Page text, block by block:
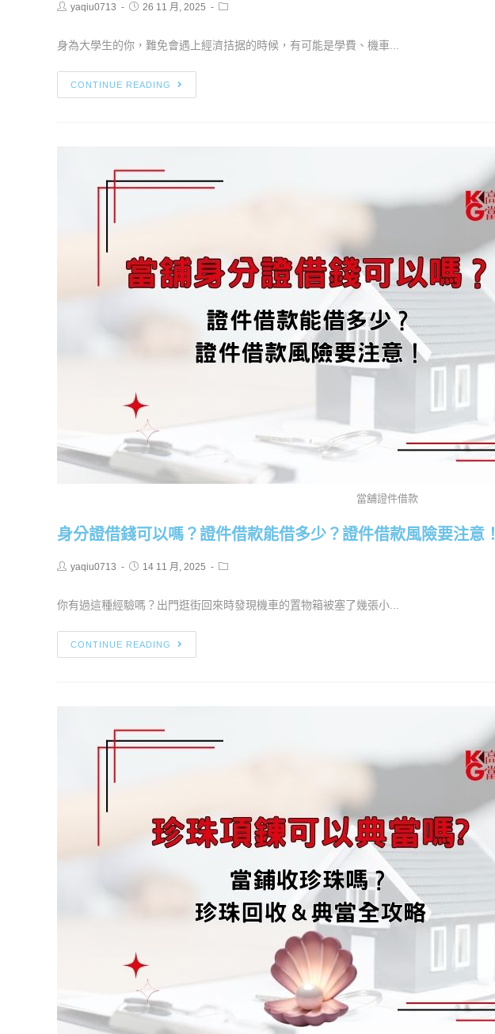
yaqiu0713 26 11 月, 2025
身為大學生的你，難免會遇上經濟拮据的時候，有可能是學費、機車...
CONTINUE READING
當舖證件借款
身分證借錢可以嗎？證件借款能借多少？證件借款風險要注意！
yaqiu0713 14 11 月, 2025
你有過這種經驗嗎？出門逛街回來時發現機車的置物箱被塞了幾張小...
CONTINUE READING